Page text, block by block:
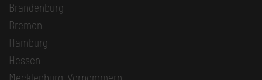
Brandenburg
Bremen
Hamburg
Hessen